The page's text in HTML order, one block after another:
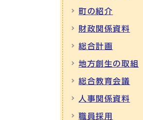
町の紹介
財政関係資料
総合計画
地方創生の取組
総合教育会議
人事関係資料
職員採用